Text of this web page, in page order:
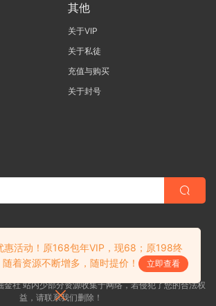
其他
关于VIP
关于私徒
充值与购买
关于封号
问在否)
社 站内少部分资源收集于网络，若侵犯了您的合法权
益，请联系我们删除！
惠活动！原168包年VIP，现68；原198终
着资源不断增多，随时提价！
立即查看